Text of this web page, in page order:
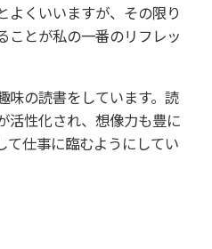
くいいますが、その限り
ことが私の一番のリフレッ
の読書をしています。読
活性化され、想像力も豊に
て仕事に臨むようにしてい